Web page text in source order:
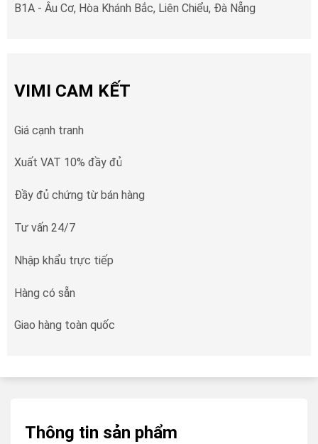
B1A - Âu Cơ, Hòa Khánh Bắc, Liên Chiểu, Đà Nẵng
VIMI CAM KẾT
Giá cạnh tranh
Xuất VAT 10% đầy đủ
Đầy đủ chứng từ bán hàng
Tư vấn 24/7
Nhập khẩu trực tiếp
Hàng có sẵn
Giao hàng toàn quốc
Thông tin sản phẩm